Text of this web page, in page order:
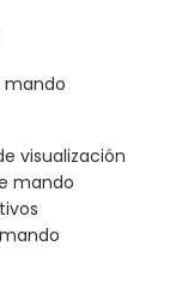
mando
visualización
mando